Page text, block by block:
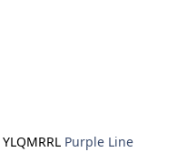
Purple Line